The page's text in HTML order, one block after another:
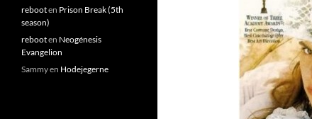
rebooten Prison Break (5th
season)
rebooten Neogénesis
Evangelion
Sammyen Hodejegerne